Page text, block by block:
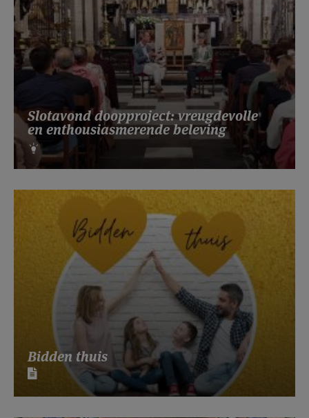
Slotavond doopproject: vreugdevolle
en enthousiasmerende beleving
Bidden thuis